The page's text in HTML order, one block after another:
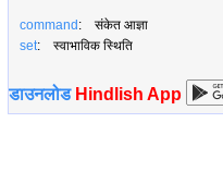
command : संकेत आज्ञा
set: स्वाभाविक स्थिति
डाउनलोड Hindlish App